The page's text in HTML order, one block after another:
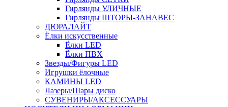
Гирлянды УЛИЧНЫЕ
Гирлянды ШТОРЫ-ЗАНАВЕС
ДЮРАЛАЙТ
Ёлки искусственные
Ёлки LED
Ёлки ПВХ
Звезды/Фигуры LED
Игрушки ёлочные
КАМИНЫ LED
Лазеры/Шары диско
СУВЕНИРЫ/АКСЕССУАРЫ